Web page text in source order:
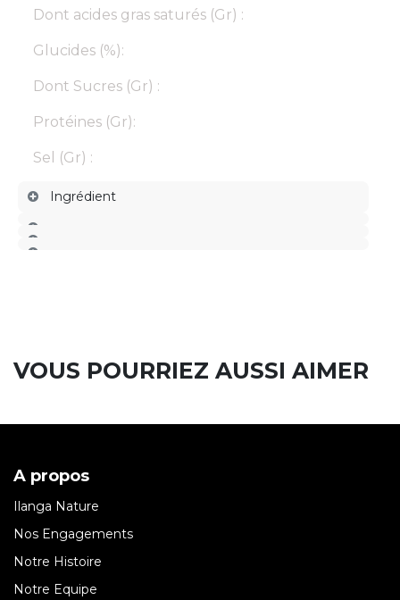
Dont acides gras saturés (Gr) :
Glucides (%):
Dont Sucres (Gr) :
Protéines (Gr):
Sel (Gr) :
Ingrédient
VOUS POURRIEZ AUSSI AIMER
A propos
Ilanga Nature
Nos Engagements
Notre Histoire
Notre Equipe